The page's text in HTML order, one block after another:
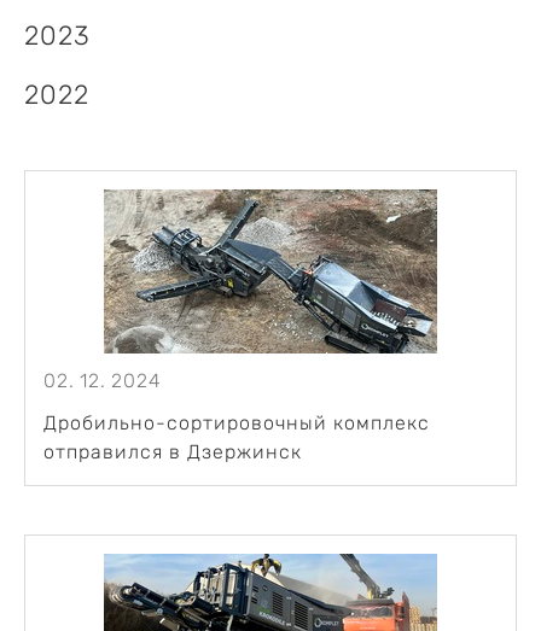
2023
2022
02. 12. 2024
Дробильно-сортировочный комплекс
отправился в Дзержинск